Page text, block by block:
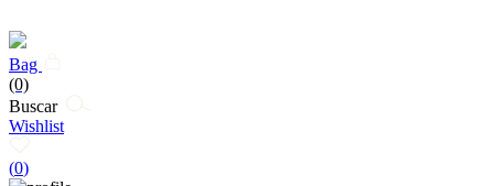
Bag
(0)
Buscar
Wishlist
(0)